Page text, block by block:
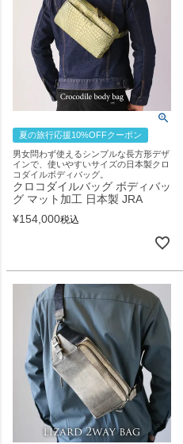
夏の旅行応援10%OFFクーポン
男女問わず使えるシンプルな長方形デザ
インで、使いやすいサイズの日本製クロ
コダイルボディバッグ。
クロコダイルバッグ ボディバッ
グ マット加工 日本製 JRA
¥154,000税込